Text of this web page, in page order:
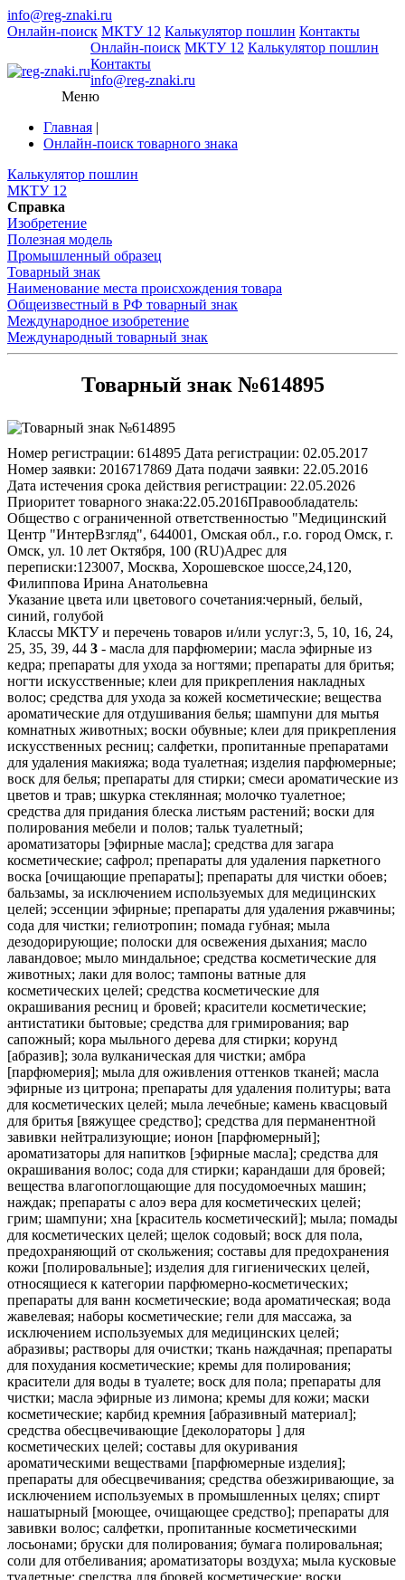
info@reg-znaki.ru
Онлайн-поиск МКТУ 12 Калькулятор пошлин Контакты
Онлайн-поиск МКТУ 12 Калькулятор пошлин
Контакты
info@reg-znaki.ru
Меню
Главная |
Онлайн-поиск товарного знака
Калькулятор пошлин
МКТУ 12
Справка
Изобретение
Полезная модель
Промышленный образец
Товарный знак
Наименование места происхождения товара
Общеизвестный в РФ товарный знак
Международное изобретение
Международный товарный знак
Товарный знак №614895
Номер регистрации: 614895 Дата регистрации: 02.05.2017
Номер заявки: 2016717869 Дата подачи заявки: 22.05.2016
Дата истечения срока действия регистрации: 22.05.2026
Приоритет товарного знака:22.05.2016Правообладатель:
Общество с ограниченной ответственностью "Медицинский
Центр "ИнтерВзгляд", 644001, Омская обл., г.о. город Омск, г.
Омск, ул. 10 лет Октября, 100 (RU)Адрес для
переписки:123007, Москва, Хорошевское шоссе,24,120,
Филиппова Ирина Анатольевна
Указание цвета или цветового сочетания:черный, белый,
синий, голубой
Классы МКТУ и перечень товаров и/или услуг:3, 5, 10, 16, 24,
25, 35, 39, 44 3 - масла для парфюмерии; масла эфирные из
кедра; препараты для ухода за ногтями; препараты для бритья;
ногти искусственные; клеи для прикрепления накладных
волос; средства для ухода за кожей косметические; вещества
ароматические для отдушивания белья; шампуни для мытья
комнатных животных; воски обувные; клеи для прикрепления
искусственных ресниц; салфетки, пропитанные препаратами
для удаления макияжа; вода туалетная; изделия парфюмерные;
воск для белья; препараты для стирки; смеси ароматические из
цветов и трав; шкурка стеклянная; молочко туалетное;
средства для придания блеска листьям растений; воски для
полирования мебели и полов; тальк туалетный;
ароматизаторы [эфирные масла]; средства для загара
косметические; сафрол; препараты для удаления паркетного
воска [очищающие препараты]; препараты для чистки обоев;
бальзамы, за исключением используемых для медицинских
целей; эссенции эфирные; препараты для удаления ржавчины;
сода для чистки; гелиотропин; помада губная; мыла
дезодорирующие; полоски для освежения дыхания; масло
лавандовое; мыло миндальное; средства косметические для
животных; лаки для волос; тампоны ватные для
косметических целей; средства косметические для
окрашивания ресниц и бровей; красители косметические;
антистатики бытовые; средства для гримирования; вар
сапожный; кора мыльного дерева для стирки; корунд
[абразив]; зола вулканическая для чистки; амбра
[парфюмерия]; мыла для оживления оттенков тканей; масла
эфирные из цитрона; препараты для удаления политуры; вата
для косметических целей; мыла лечебные; камень квасцовый
для бритья [вяжущее средство]; средства для перманентной
завивки нейтрализующие; ионон [парфюмерный];
ароматизаторы для напитков [эфирные масла]; средства для
окрашивания волос; сода для стирки; карандаши для бровей;
вещества влагопоглощающие для посудомоечных машин;
наждак; препараты с алоэ вера для косметических целей;
грим; шампуни; хна [краситель косметический]; мыла; помады
для косметических целей; щелок содовый; воск для пола,
предохраняющий от скольжения; составы для предохранения
кожи [полировальные]; изделия для гигиенических целей,
относящиеся к категории парфюмерно-косметических;
препараты для ванн косметические; вода ароматическая; вода
жавелевая; наборы косметические; гели для массажа, за
исключением используемых для медицинских целей;
абразивы; растворы для очистки; ткань наждачная; препараты
для похудания косметические; кремы для полирования;
красители для воды в туалете; воск для пола; препараты для
чистки; масла эфирные из лимона; кремы для кожи; маски
косметические; карбид кремния [абразивный материал];
средства обесцвечивающие [деколораторы ] для
косметических целей; составы для окуривания
ароматическими веществами [парфюмерные изделия];
препараты для обесцвечивания; средства обезжиривающие, за
исключением используемых в промышленных целях; спирт
нашатырный [моющее, очищающее средство]; препараты для
завивки волос; салфетки, пропитанные косметическими
лосьонами; бруски для полирования; бумага полировальная;
соли для отбеливания; ароматизаторы воздуха; мыла кусковые
туалетные; средства для бровей косметические; воски